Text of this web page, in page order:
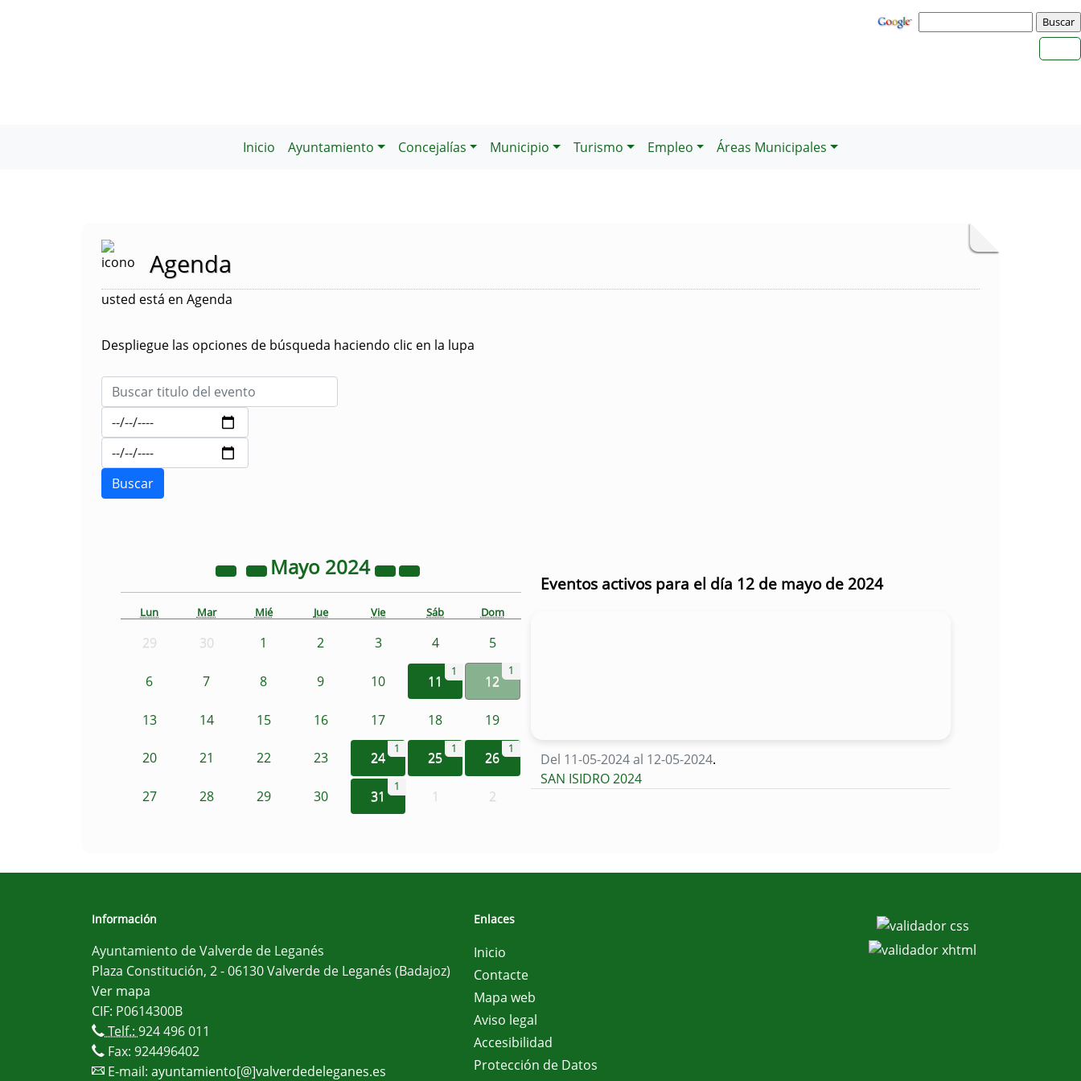
Inicio Ayuntamiento Concejalías Municipio Turismo Empleo Áreas Municipales
Agenda
usted está en Agenda
Despliegue las opciones de búsqueda haciendo clic en la lupa
Mayo 2024
Lun Mar Mié Jue Vie Sáb Dom
29 30 1 2 3 4 5
6 7 8 9 10 11
1
12
1
13 14 15 16 17 18 19
20 21 22 23 24
1
25
1
26
1
27 28 29 30 31
1
1 2
Eventos activos para el día 12 de mayo de 2024
Del 11-05-2024 al 12-05-2024.
SAN ISIDRO 2024
Información
Ayuntamiento de Valverde de Leganés
Plaza Constitución, 2 - 06130 Valverde de Leganés (Badajoz)
Ver mapa
CIF: P0614300B
Telf.:924 496 011
Fax: 924496402
E-mail: ayuntamiento[@]valverdedeleganes.es
Enlaces
Inicio
Contacte
Mapa web
Aviso legal
Accesibilidad
Protección de Datos